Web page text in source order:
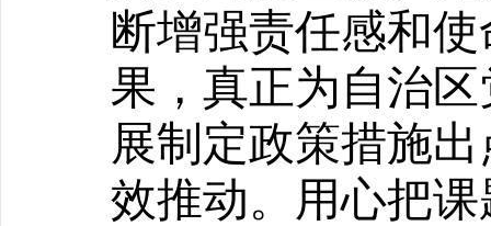
断增强责任感和
果，真正为自治
展制定政策措施
效推动。用心把